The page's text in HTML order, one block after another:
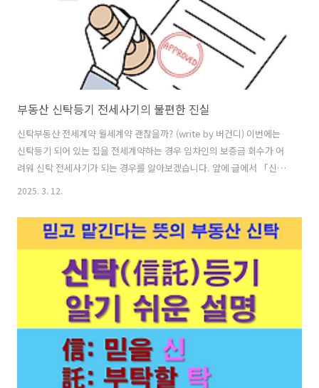
부동산 신탁등기 전세사기의 불편한 진실
신탁부동산 전세계약 월세계약 괜찮을까? (write by 버건디) 이번에는
신탁등기 되어 있는 집을 전세계약하는 경우 임차인의 보증금 회수가 어
려워 신탁 전세사기가 되는 경우를 알아보겠습니다. 앞에 글에서 「신탁
법」에 의한 신탁제도는 선진화된 금융기법이라고 소개하였습니다. 부
부동산의 세입자에게도 그럴까요? ■ 부동산 신탁등기란?▶부동산
신탁등기 의미부동산 신탁등기는 소유하고 있는 부동산을 전문관리회사
인 신탁회사에 소유권을 이전하여 맡기는 것을 뜻합니다.소유권을 넘기
다 보니 부동산 등기부등본 '갑구'에 소유자는 신탁회사로 표시됩니
다. ▶신탁등기에 대해 보다 많은 이해가 필요하신 분은 아래 링크를 참
고하세요.아래 링크에서는 신탁..
2025. 3. 12.